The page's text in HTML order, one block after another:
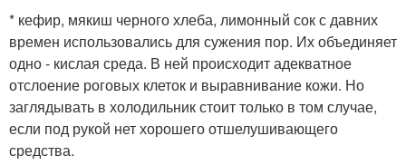
* кефир, мякиш черного хлеба, лимонный сок с давних
времен использовались для сужения пор. Их объединяет
одно - кислая среда. В ней происходит адекватное
отслоение роговых клеток и выравнивание кожи. Но
заглядывать в холодильник стоит только в том случае,
если под рукой нет хорошего отшелушивающего
средства.